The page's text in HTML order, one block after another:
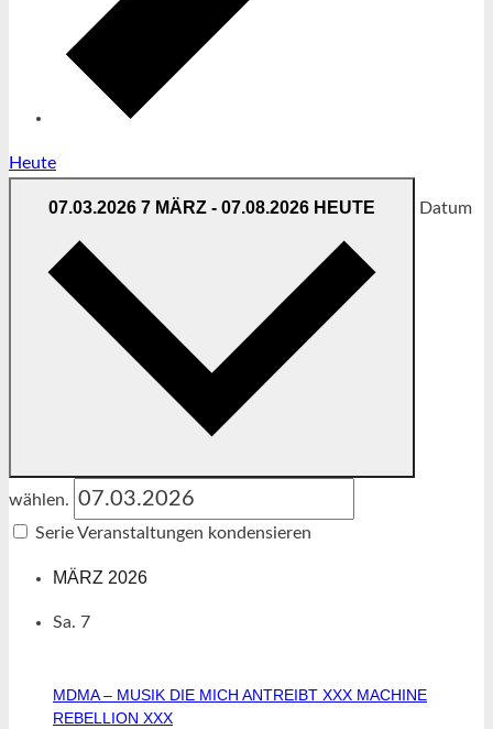
Heute
07.03.2026 7 MÄRZ - 07.08.2026 HEUTE Datum
wählen.
Serie Veranstaltungen kondensieren
MÄRZ 2026
Sa. 7
MDMA – MUSIK DIE MICH ANTREIBT XXX MACHINE
REBELLION XXX